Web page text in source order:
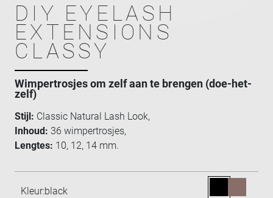
DIY EYELASH
EXTENSIONS
CLASSY
Wimpertrosjes om zelf aan te brengen (doe-het-
zelf)
Stijl: Classic Natural Lash Look,
Inhoud: 36 wimpertrosjes,
Lengtes: 10, 12, 14 mm.
Kleur:black